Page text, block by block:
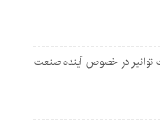
در خصوص آینده صنعت